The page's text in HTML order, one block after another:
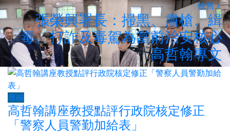
較舊
張榮興署長：掃黑、肅槍、緝
毒、打詐及毒駕為當前治安核心
高哲翰專文
專欄
高哲翰講座教授點評行政院核定修正
「警察人員警勤加給表」